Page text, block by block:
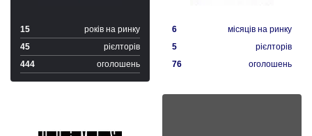
15
років на ринку
45
рієлторів
444
оголошень
6
місяців на ринку
5
рієлторів
76
оголошень